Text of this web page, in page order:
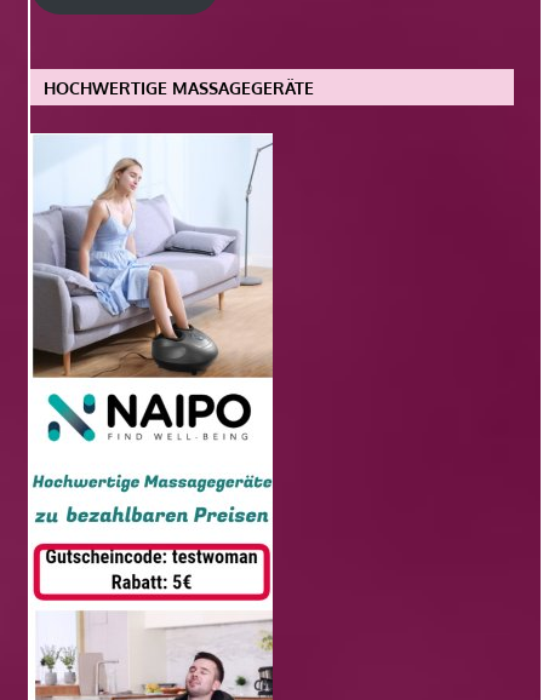
HOCHWERTIGE MASSAGEGERÄTE